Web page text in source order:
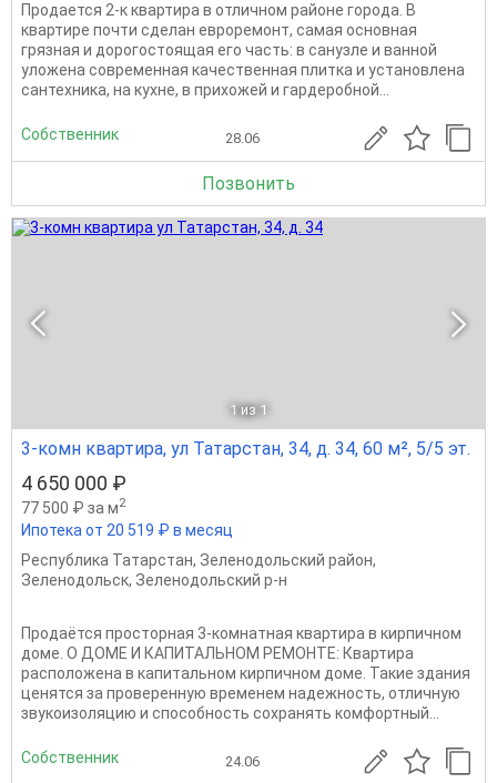
Продается 2-к квартира в отличном районе города. В
квартире почти сделан евроремонт, самая основная
грязная и дорогостоящая его часть: в санузле и ванной
уложена современная качественная плитка и установлена
сантехника, на кухне, в прихожей и гардеробной...
Собственник 28.06
Позвонить
1 из 1
3-комн квартира, ул Татарстан, 34, д. 34, 60 м², 5/5 эт.
4 650 000 ₽
77 500 ₽ за м2
Ипотека от 20 519 ₽ в месяц
Республика Татарстан, Зеленодольский район,
Зеленодольск, Зеленодольский р-н
Продаётся просторная 3-комнатная квартира в кирпичном
доме. О ДОМЕ И КАПИТАЛЬНОМ РЕМОНТЕ: Квартира
расположена в капитальном кирпичном доме. Такие здания
ценятся за проверенную временем надежность, отличную
звукоизоляцию и способность сохранять комфортный...
Собственник 24.06